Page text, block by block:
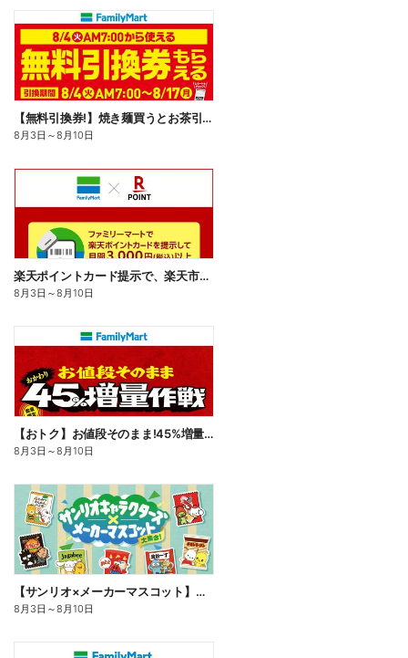
【無料引換券!】焼き麺買うとお茶引換券貰える!
8月3日 ～8月10日
楽天ポイントカード提示で、楽天市場でのお買い物がおトクに!
8月3日 ～8月10日
【おトク】お値段そのまま!45%増量作戦!
8月3日 ～8月10日
【サンリオ×メーカーマスコット】オリジナルグッズ貰える!
8月3日 ～8月10日